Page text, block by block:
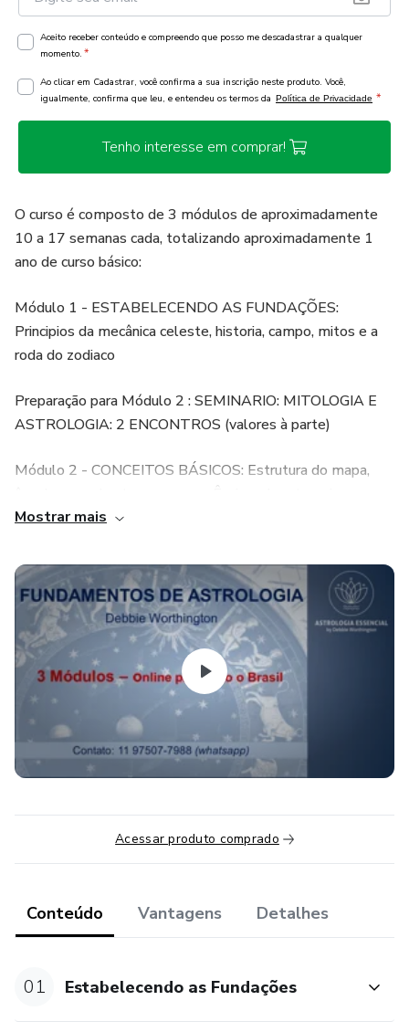
Aceito receber conteúdo e compreendo que posso me descadastrar a qualquer
momento. *
Ao clicar em Cadastrar, você confirma a sua inscrição neste produto. Você,
igualmente, confirma que leu, e entendeu os termos da Política de Privacidade *
Tenho interesse em comprar!
O curso é composto de 3 módulos de aproximadamente
10 a 17 semanas cada, totalizando aproximadamente 1
ano de curso básico:
Módulo 1 - ESTABELECENDO AS FUNDAÇÕES:
Principios da mecânica celeste, historia, campo, mitos e a
roda do zodiaco
Preparação para Módulo 2 : SEMINARIO: MITOLOGIA E
ASTROLOGIA: 2 ENCONTROS (valores à parte)
Módulo 2 - CONCEITOS BÁSICOS: Estrutura do mapa,
ARBÍTRIO UM ESTUDO FILOSÓFICO (valores à parte)
Módulo 3 - AVANÇANDO E DOMINANDO O MAPA:
Equilibrio dos elementos e modos, distribuição de
planetas, planetas não aspectados, retrógrados,
decanatos, graus sabeus, aspectos maiores e menores,
casas derivadas, lua vazia.
Aulas online ao vivo, com acesso a biblioteca das aulas
gravadas.
Mostrar mais
Acessar produto comprado
Conteúdo Vantagens Detalhes
01 Estabelecendo as Fundações